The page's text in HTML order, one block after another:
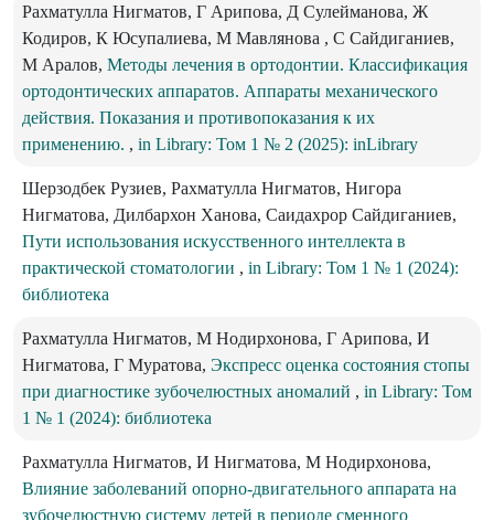
Рахматулла Нигматов, Г Арипова, Д Сулейманова, Ж
Кодиров, К Юсупалиева, М Мавлянова , С Сайдиганиев,
М Аралов, Методы лечения в ортодонтии. Классификация
ортодонтических аппаратов. Аппараты механического
действия. Показания и противопоказания к их
применению. , in Library: Том 1 № 2 (2025): inLibrary
Шерзодбек Рузиев, Рахматулла Нигматов, Нигора
Нигматова, Дилбархон Ханова, Саидахрор Сайдиганиев,
Пути использования искусственного интеллекта в
практической стоматологии , in Library: Том 1 № 1 (2024):
библиотека
Рахматулла Нигматов, М Нодирхонова, Г Арипова, И
Нигматова, Г Муратова, Экспресс оценка состояния стопы
при диагностике зубочелюстных аномалий , in Library: Том
1 № 1 (2024): библиотека
Рахматулла Нигматов, И Нигматова, М Нодирхонова,
Влияние заболеваний опорно-двигательного аппарата на
зубочелюстную систему детей в периоде сменного